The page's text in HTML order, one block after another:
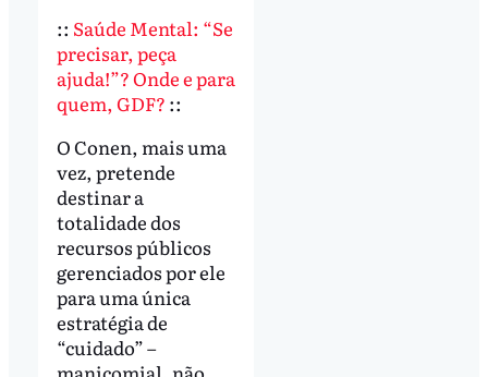
:: Saúde Mental: “Se
precisar, peça
ajuda!”? Onde e para
quem, GDF? ::
O Conen, mais uma
vez, pretende
destinar a
totalidade dos
recursos públicos
gerenciados por ele
para uma única
estratégia de
“cuidado” –